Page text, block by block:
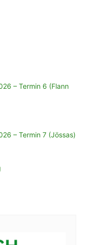
– Termin 6 (Flann
– Termin 7 (Jössas)